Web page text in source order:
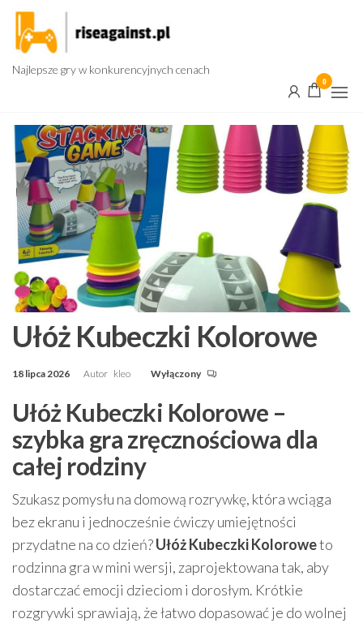
Przejdź
treści
Najlepsze gry w konkurencyjnych cenach
0
Ułóż Kubeczki Kolorowe
18 lipca 2026 Autor kleo Wyłączony
Ułóż Kubeczki Kolorowe –
szybka gra zręcznościowa dla
całej rodziny
Szukasz pomysłu na domową rozrywkę, która wciąga
bez ekranu i jednocześnie ćwiczy umiejętności
przydatne na co dzień?Ułóż Kubeczki Koloroweto
rodzinna gra w mini wersji, zaprojektowana tak, aby
dostarczać emocji dzieciom i dorosłym. Krótkie
rozgrywki sprawiają, że łatwo dopasować je do wolnej